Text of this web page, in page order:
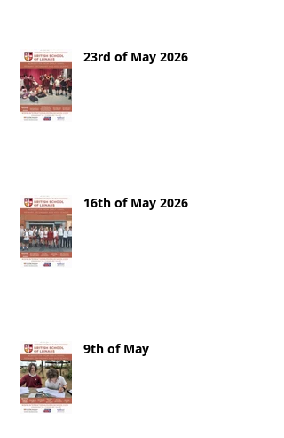
23rd of May 2026
16th of May 2026
9th of May